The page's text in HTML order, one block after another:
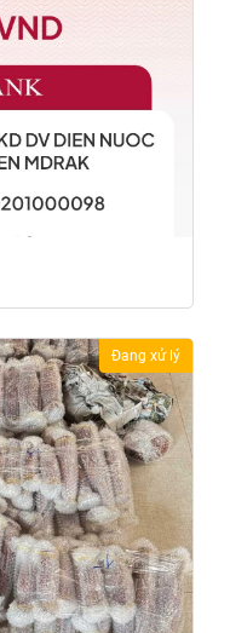
Lắk
Đang xử lý